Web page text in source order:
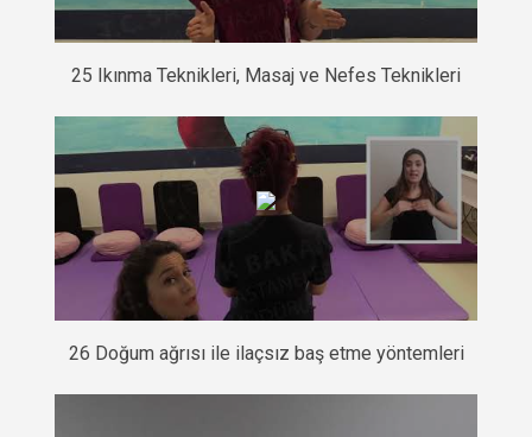
25 Ikınma Teknikleri, Masaj ve Nefes Teknikleri
26 Doğum ağrısı ile ilaçsız baş etme yöntemleri